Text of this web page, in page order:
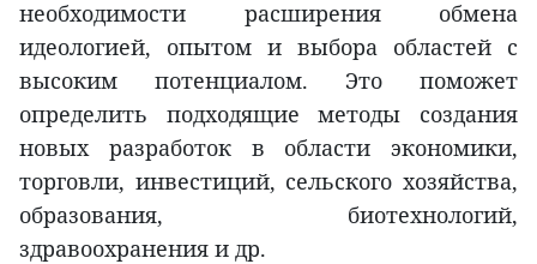
необходимости расширения обмена
идеологией, опытом и выбора областей с
высоким потенциалом. Это поможет
определить подходящие методы создания
новых разработок в области экономики,
торговли, инвестиций, сельского хозяйства,
образования, биотехнологий,
здравоохранения и др.